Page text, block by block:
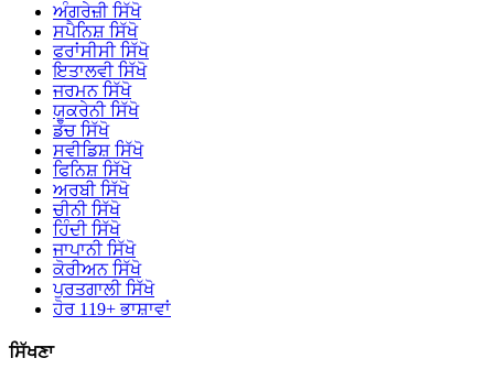
ਅੰਗਰੇਜ਼ੀ ਸਿੱਖੋ
ਸਪੈਨਿਸ਼ ਸਿੱਖੋ
ਫਰਾਂਸੀਸੀ ਸਿੱਖੋ
ਇਤਾਲਵੀ ਸਿੱਖੋ
ਜਰਮਨ ਸਿੱਖੋ
ਯੂਕਰੇਨੀ ਸਿੱਖੋ
ਡੱਚ ਸਿੱਖੋ
ਸਵੀਡਿਸ਼ ਸਿੱਖੋ
ਫਿਨਿਸ਼ ਸਿੱਖੋ
ਅਰਬੀ ਸਿੱਖੋ
ਚੀਨੀ ਸਿੱਖੋ
ਹਿੰਦੀ ਸਿੱਖੋ
ਜਾਪਾਨੀ ਸਿੱਖੋ
ਕੋਰੀਅਨ ਸਿੱਖੋ
ਪੁਰਤਗਾਲੀ ਸਿੱਖੋ
ਹੋਰ 119+ ਭਾਸ਼ਾਵਾਂ
ਸਿੱਖਣਾ